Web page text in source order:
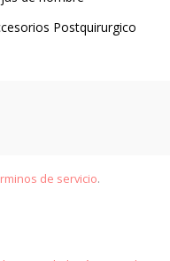
Postquirurgico
de servicio.